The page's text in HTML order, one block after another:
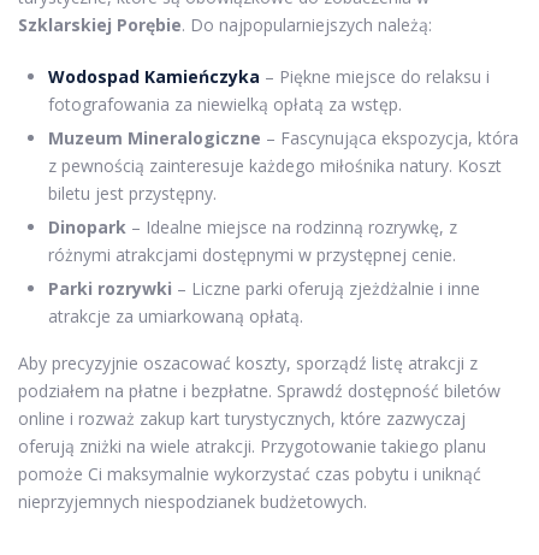
Szklarskiej Porębie. Do najpopularniejszych należą:
Wodospad Kamieńczyka – Piękne miejsce do relaksu i
fotografowania za niewielką opłatą za wstęp.
Muzeum Mineralogiczne – Fascynująca ekspozycja, która
z pewnością zainteresuje każdego miłośnika natury. Koszt
biletu jest przystępny.
Dinopark – Idealne miejsce na rodzinną rozrywkę, z
różnymi atrakcjami dostępnymi w przystępnej cenie.
Parki rozrywki – Liczne parki oferują zjeżdżalnie i inne
atrakcje za umiarkowaną opłatą.
Aby precyzyjnie oszacować koszty, sporządź listę atrakcji z
podziałem na płatne i bezpłatne. Sprawdź dostępność biletów
online i rozważ zakup kart turystycznych, które zazwyczaj
oferują zniżki na wiele atrakcji. Przygotowanie takiego planu
pomoże Ci maksymalnie wykorzystać czas pobytu i uniknąć
nieprzyjemnych niespodzianek budżetowych.